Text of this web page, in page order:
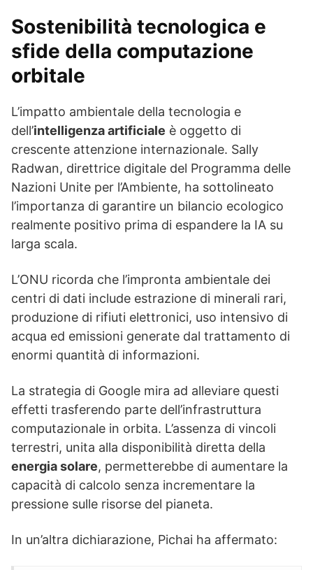
Sostenibilità tecnologica e
sfide della computazione
orbitale
L’impatto ambientale della tecnologia e
dell’intelligenza artificiale è oggetto di
crescente attenzione internazionale. Sally
Radwan, direttrice digitale del Programma delle
Nazioni Unite per l’Ambiente, ha sottolineato
l’importanza di garantire un bilancio ecologico
realmente positivo prima di espandere la IA su
larga scala.
L’ONU ricorda che l’impronta ambientale dei
centri di dati include estrazione di minerali rari,
produzione di rifiuti elettronici, uso intensivo di
acqua ed emissioni generate dal trattamento di
enormi quantità di informazioni.
La strategia di Google mira ad alleviare questi
effetti trasferendo parte dell’infrastruttura
computazionale in orbita. L’assenza di vincoli
terrestri, unita alla disponibilità diretta della
energia solare, permetterebbe di aumentare la
capacità di calcolo senza incrementare la
pressione sulle risorse del pianeta.
In un’altra dichiarazione, Pichai ha affermato: